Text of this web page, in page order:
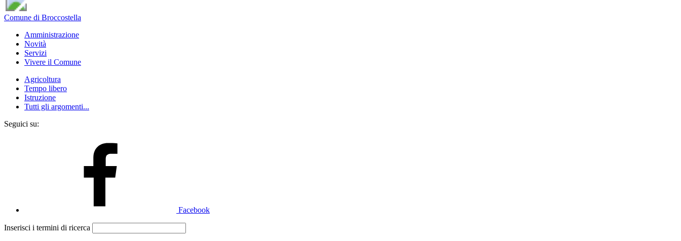
Comune di Broccostella
Amministrazione
Novità
Servizi
Vivere il Comune
Agricoltura
Tempo libero
Istruzione
Tutti gli argomenti...
Seguici su:
Facebook
Inserisci i termini di ricerca